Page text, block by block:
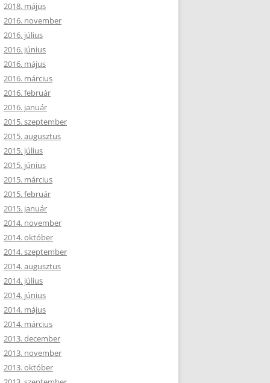
2018. május
2016. november
2016. július
2016. június
2016. május
2016. március
2016. február
2016. január
2015. szeptember
2015. augusztus
2015. július
2015. június
2015. március
2015. február
2015. január
2014. november
2014. október
2014. szeptember
2014. augusztus
2014. július
2014. június
2014. május
2014. március
2013. december
2013. november
2013. október